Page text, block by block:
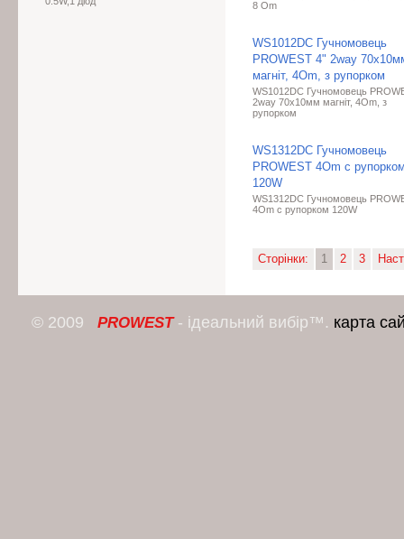
8 Om
WS1012DC Гучномовець
PROWEST 4" 2way
магніт, 4Om, з рупорком
WS1012DC Гучномовець
2way 70x10мм магніт, 4Om, з
рупорком
WS1312DC Гучномовець
PROWEST 4Om с
120W
WS1312DC Гучномовець
4Om с рупорком 120W
Сторінки: 1 2 3
© 2009 PROWEST- ідеальний вибір™. карта